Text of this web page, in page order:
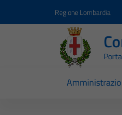
Regione Lombardia